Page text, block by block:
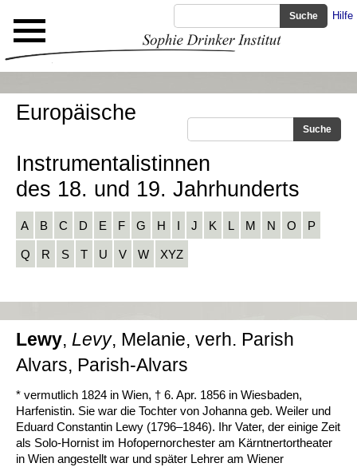
Hilfe
Europäische
Instrumentalistinnen
des 18. und 19. Jahrhunderts
A B C D E F G H I J K L M N O P
Q R S T U V W XYZ
Lewy, Levy, Melanie, verh. Parish
Alvars, Parish-Alvars
* vermutlich 1824 in Wien, † 6. Apr. 1856 in Wiesbaden,
Harfenistin. Sie war die Tochter von Johanna geb. Weiler und
Eduard Constantin Lewy (1796–1846). Ihr Vater, der einige Zeit
als Solo-Hornist im Hofopernorchester am Kärntnertortheater
in Wien angestellt war und später Lehrer am Wiener